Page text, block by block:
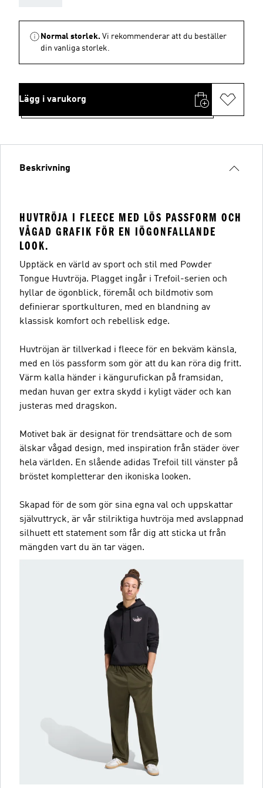
Normal storlek. Vi rekommenderar att du beställer
din vanliga storlek.
Lägg i varukorg
Beskrivning
HUVTRÖJA I FLEECE MED LÖS PASSFORM OCH
VÅGAD GRAFIK FÖR EN IÖGONFALLANDE
LOOK.
Upptäck en värld av sport och stil med Powder
Tongue Huvtröja. Plagget ingår i Trefoil-serien och
hyllar de ögonblick, föremål och bildmotiv som
definierar sportkulturen, med en blandning av
klassisk komfort och rebellisk edge.
Huvtröjan är tillverkad i fleece för en bekväm känsla,
med en lös passform som gör att du kan röra dig fritt.
Värm kalla händer i kängurufickan på framsidan,
medan huvan ger extra skydd i kyligt väder och kan
justeras med dragskon.
Motivet bak är designat för trendsättare och de som
älskar vågad design, med inspiration från städer över
hela världen. En slående adidas Trefoil till vänster på
bröstet kompletterar den ikoniska looken.
Skapad för de som gör sina egna val och uppskattar
självuttryck, är vår stilriktiga huvtröja med avslappnad
silhuett ett statement som får dig att sticka ut från
mängden vart du än tar vägen.